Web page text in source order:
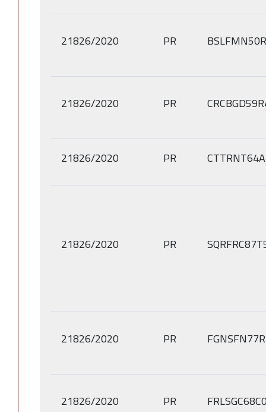
21826/2020 PR
21826/2020 PR
21826/2020 PR
21826/2020 PR
21826/2020 PR
21826/2020 PR